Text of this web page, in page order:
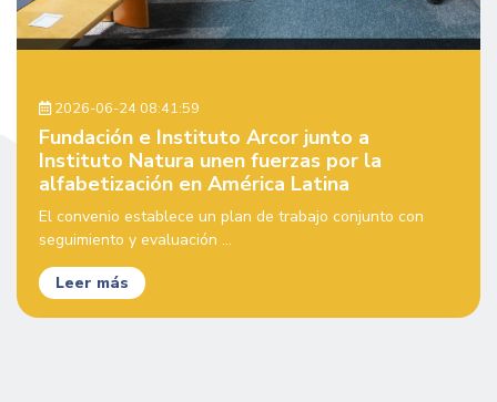
2026-06-24 08:41:59
Fundación e Instituto Arcor junto a
Instituto Natura unen fuerzas por la
alfabetización en América Latina
El convenio establece un plan de trabajo conjunto con
seguimiento y evaluación ...
Leer más